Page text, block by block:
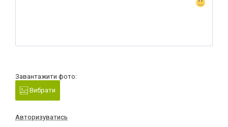
Завантажити фото:
Вибрати
Авторизуватись